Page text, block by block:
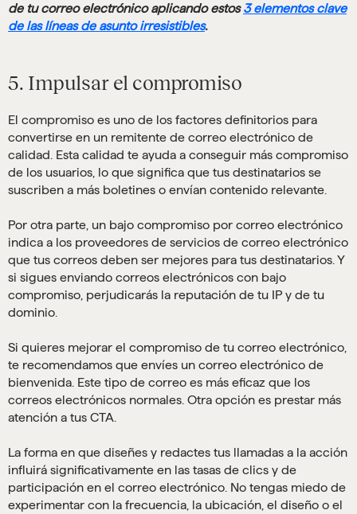
de tu correo electrónico aplicando estos3 elementos clave
de las líneas de asunto irresistibles.
5. Impulsar el compromiso
El compromiso es uno de los factores definitorios para
convertirse en un remitente de correo electrónico de
calidad. Esta calidad te ayuda a conseguir más compromiso
de los usuarios, lo que significa que tus destinatarios se
suscriben a más boletines o envían contenido relevante.
Por otra parte, un bajo compromiso por correo electrónico
indica a los proveedores de servicios de correo electrónico
que tus correos deben ser mejores para tus destinatarios. Y
si sigues enviando correos electrónicos con bajo
compromiso, perjudicarás la reputación de tu IP y de tu
dominio.
Si quieres mejorar el compromiso de tu correo electrónico,
te recomendamos que envíes un correo electrónico de
bienvenida. Este tipo de correo es más eficaz que los
correos electrónicos normales. Otra opción es prestar más
atención a tus CTA.
La forma en que diseñes y redactes tus llamadas a la acción
influirá significativamente en las tasas de clics y de
participación en el correo electrónico. No tengas miedo de
experimentar con la frecuencia, la ubicación, el diseño o el